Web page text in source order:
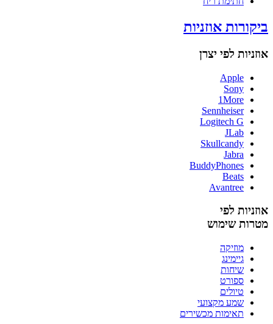
ביקורות אוזניות
אוזניות לפי יצרן
Apple
Sony
1More
Sennheiser
Logitech G
JLab
Skullcandy
Jabra
BuddyPhones
Beats
Avantree
אוזניות לפי
מטרות שימוש
מוזיקה
גיימינג
שיחות
ספורט
טיולים
שמע מקצועי
תאימות מכשירים